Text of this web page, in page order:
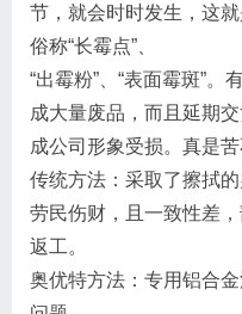
节，就会时时发生，这
俗称“长霉点”、
“出霉粉”、“表面霉斑”
成大量废品，而且延期
成公司形象受损。真是
传统方法：采取了擦拭
劳民伤财，且一致性差
返工。
奥优特方法：专用铝合